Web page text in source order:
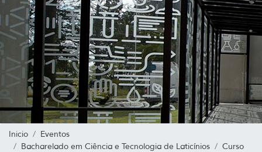
Inicio
Eventos
Bacharelado em Ciência e Tecnologia de Laticínios
Curso